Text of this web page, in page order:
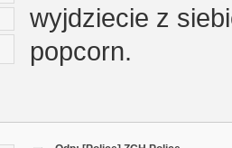
wyjdziecie z
popcorn.